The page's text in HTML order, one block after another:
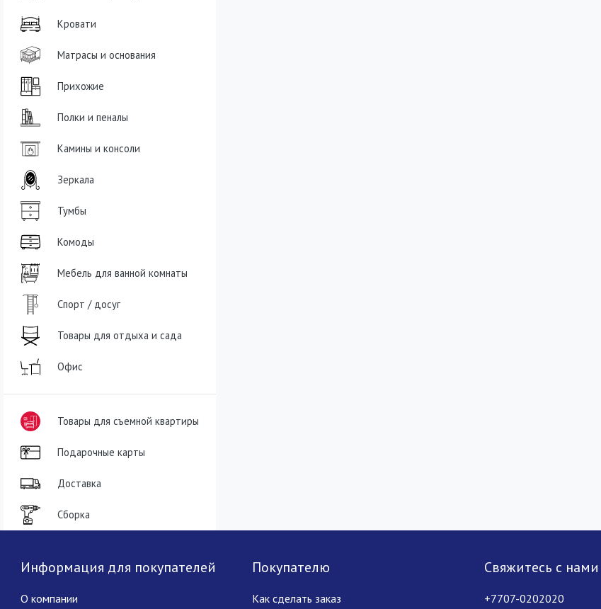
Кровати
Матрасы и основания
Прихожие
Полки и пеналы
Камины и консоли
Зеркала
Тумбы
Комоды
Мебель для ванной комнаты
Спорт / досуг
Товары для отдыха и сада
Офис
Товары для съемной квартиры
Подарочные карты
Доставка
Сборка
Информация для покупателей
О компании
Покупателю
Как сделать заказ
Свяжитесь с нами
+7707-0202020